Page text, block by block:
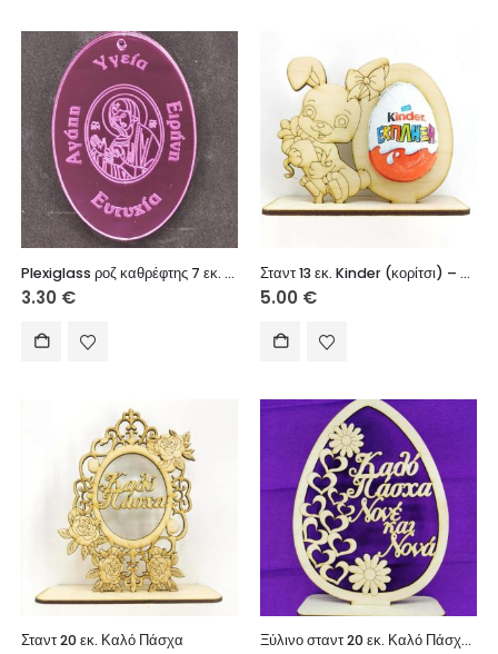
Plexiglass ροζ καθρέφτης 7 εκ. με ευχές
3.30 €
Σταντ 13 εκ. Kinder (κορίτσι) – χωρίς το σοκολατένιο αυγό
5.00 €
Σταντ 20 εκ. Καλό Πάσχα Ξύλινο σταντ 20 εκ. Καλό Πάσχα Νονέ και Νονά